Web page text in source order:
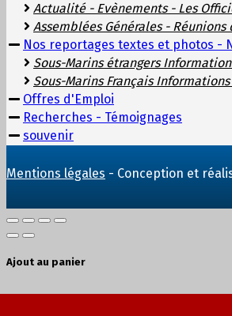
Actualité - Evènements - Les
Assemblées Générales -
Nos reportages textes et photos -
Sous-Marins étrangers
Sous-Marins Français
Offres d'Emploi
Recherches - Témoignages
souvenir
Mentions légales - Conception et
Ajout au panier